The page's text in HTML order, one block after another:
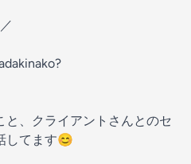
と、クライアントさんとのセ
してます😊